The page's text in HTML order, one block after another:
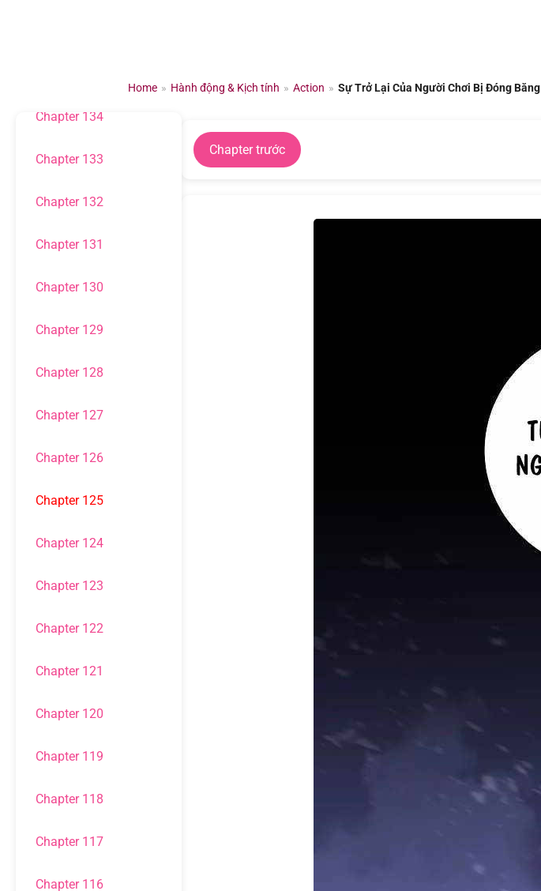
Home » Hành động & Kịch tính » Action » Sự Trở Lại Của Người Chơi Bị Đóng Băng
Chapter 134
Chapter 133
Chapter 132
Chapter 131
Chapter 130
Chapter 129
Chapter 128
Chapter 127
Chapter 126
Chapter 125
Chapter 124
Chapter 123
Chapter 122
Chapter 121
Chapter 120
Chapter 119
Chapter 118
Chapter 117
Chapter 116
Chapter trước